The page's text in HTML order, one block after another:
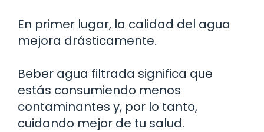
En primer lugar, la calidad del agua
mejora drásticamente.
Beber agua filtrada significa que
estás consumiendo menos
contaminantes y, por lo tanto,
cuidando mejor de tu salud.